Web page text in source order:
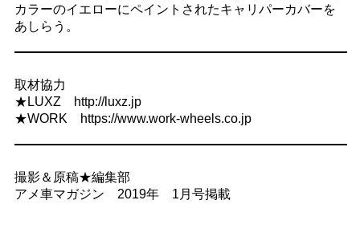
カラーのイエローにペイントされたキャリパーカバーを
あしらう。
取材協力
★LUXZ http://luxz.jp
★WORK https://www.work-wheels.co.jp
撮影＆原稿★編集部
アメ車マガジン 2019年 1月号掲載